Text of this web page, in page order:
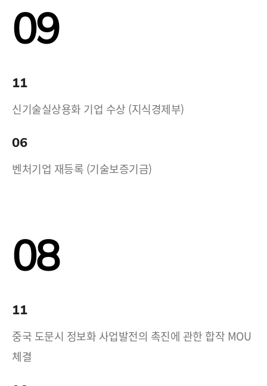
09
11
신기술실상용화 기업 수상 (지식경제부)
06
벤처기업 재등록 (기술보증기금)
08
11
중국 도문시 정보화 사업발전의 촉진에 관한 합작 MOU
체결